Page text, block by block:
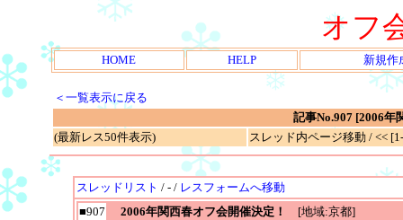
オフ
HOME HELP 新規作
＜一覧表示に戻る
記事No.907 [2006年
(最新レス50件表示)
スレッド内ページ移動 / <<
スレッドリスト / - / レスフォームへ移動
■907
2006年関西春オフ会開催決定！
[地域:京都]